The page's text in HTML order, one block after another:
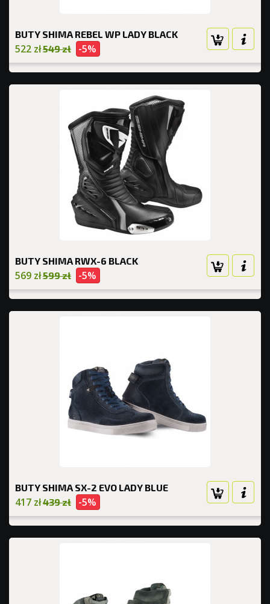
BUTY SHIMA REBEL WP LADY BLACK
522 zł549 zł -5%
BUTY SHIMA RWX-6 BLACK
569 zł599 zł -5%
BUTY SHIMA SX-2 EVO LADY BLUE
417 zł439 zł -5%